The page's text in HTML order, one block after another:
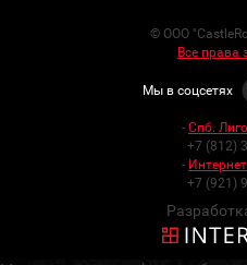
© ООО
Все
Мы в соцсетях
- Спб.
+7 (812)
-
+7 (921)